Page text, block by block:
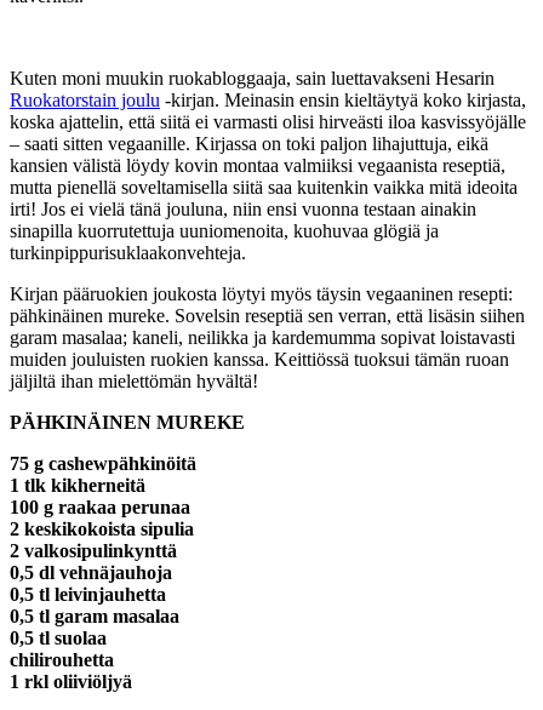
Kuten moni muukin ruokabloggaaja, sain luettavakseni Hesarin
Ruokatorstain joulu -kirjan. Meinasin ensin kieltäytyä koko kirjasta,
koska ajattelin, että siitä ei varmasti olisi hirveästi iloa kasvissyöjälle
– saati sitten vegaanille. Kirjassa on toki paljon lihajuttuja, eikä
kansien välistä löydy kovin montaa valmiiksi vegaanista reseptiä,
mutta pienellä soveltamisella siitä saa kuitenkin vaikka mitä ideoita
irti! Jos ei vielä tänä jouluna, niin ensi vuonna testaan ainakin
sinapilla kuorrutettuja uuniomenoita, kuohuvaa glögiä ja
turkinpippurisuklaakonvehteja.
Kirjan pääruokien joukosta löytyi myös täysin vegaaninen resepti:
pähkinäinen mureke. Sovelsin reseptiä sen verran, että lisäsin siihen
garam masalaa; kaneli, neilikka ja kardemumma sopivat loistavasti
muiden jouluisten ruokien kanssa. Keittiössä tuoksui tämän ruoan
jäljiltä ihan mielettömän hyvältä!
PÄHKINÄINEN MUREKE
75 g cashewpähkinöitä
1 tlk kikherneitä
100 g raakaa perunaa
2 keskikokoista sipulia
2 valkosipulinkynttä
0,5 dl vehnäjauhoja
0,5 tl leivinjauhetta
0,5 tl garam masalaa
0,5 tl suolaa
chilirouhetta
1 rkl oliiviöljyä